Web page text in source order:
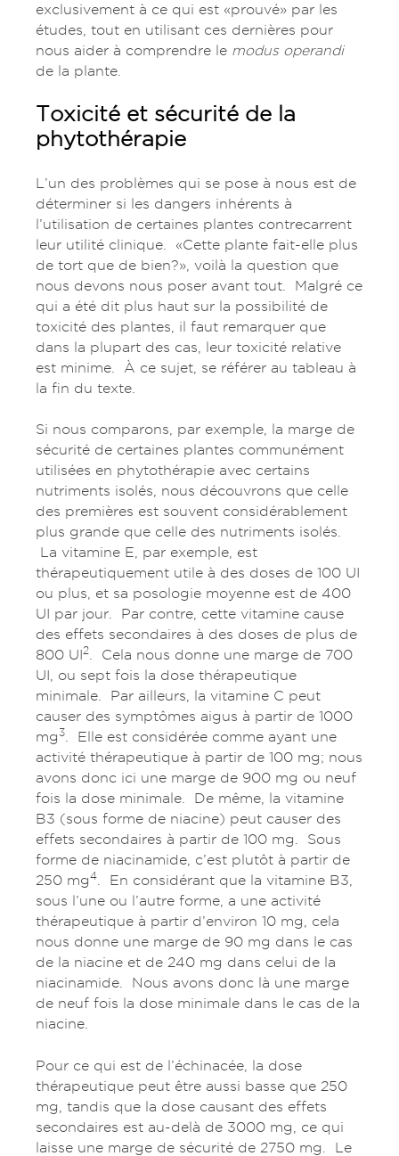
exclusivement à ce qui est «prouvé» par les
études, tout en utilisant ces dernières pour
nous aider à comprendre le modus operandi
de la plante.
Toxicité et sécurité de la
phytothérapie
L’un des problèmes qui se pose à nous est de
déterminer si les dangers inhérents à
l’utilisation de certaines plantes contrecarrent
leur utilité clinique. «Cette plante fait-elle plus
de tort que de bien?», voilà la question que
nous devons nous poser avant tout. Malgré ce
qui a été dit plus haut sur la possibilité de
toxicité des plantes, il faut remarquer que
dans la plupart des cas, leur toxicité relative
est minime. À ce sujet, se référer au tableau à
la fin du texte.
Si nous comparons, par exemple, la marge de
sécurité de certaines plantes communément
utilisées en phytothérapie avec certains
nutriments isolés, nous découvrons que celle
des premières est souvent considérablement
plus grande que celle des nutriments isolés.
La vitamine E, par exemple, est
thérapeutiquement utile à des doses de 100 UI
ou plus, et sa posologie moyenne est de 400
UI par jour. Par contre, cette vitamine cause
des effets secondaires à des doses de plus de
800 UI2
. Cela nous donne une marge de 700
UI, ou sept fois la dose thérapeutique
minimale. Par ailleurs, la vitamine C peut
causer des symptômes aigus à partir de 1000
mg 3
. Elle est considérée comme ayant une
activité thérapeutique à partir de 100 mg; nous
avons donc ici une marge de 900 mg ou neuf
fois la dose minimale. De même, la vitamine
B3 (sous forme de niacine) peut causer des
effets secondaires à partir de 100 mg. Sous
forme de niacinamide, c’est plutôt à partir de
250 mg4
. En considérant que la vitamine B3,
sous l’une ou l’autre forme, a une activité
thérapeutique à partir d’environ 10 mg, cela
nous donne une marge de 90 mg dans le cas
de la niacine et de 240 mg dans celui de la
niacinamide. Nous avons donc là une marge
de neuf fois la dose minimale dans le cas de la
niacine.
Pour ce qui est de l’échinacée, la dose
thérapeutique peut être aussi basse que 250
mg, tandis que la dose causant des effets
secondaires est au-delà de 3000 mg, ce qui
laisse une marge de sécurité de 2750 mg. Le